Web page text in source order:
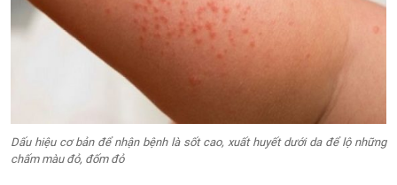
Dấu hiệu cơ bản để nhận bệnh là sốt cao, xuất huyết dưới da để lộ những
chấm màu đỏ, đốm đỏ